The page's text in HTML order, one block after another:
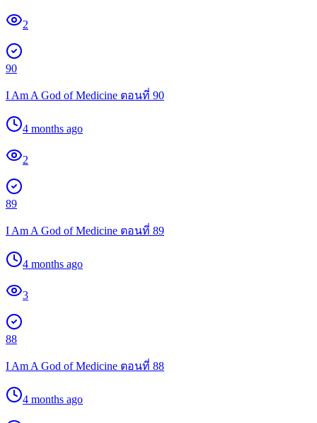
2
90
I Am A God of Medicine ตอนที่ 90
4 months ago
2
89
I Am A God of Medicine ตอนที่ 89
4 months ago
3
88
I Am A God of Medicine ตอนที่ 88
4 months ago